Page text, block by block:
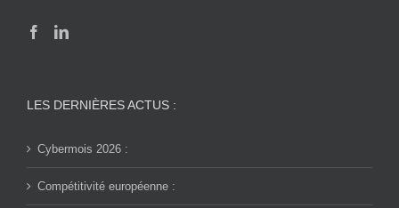
LES DERNIÈRES ACTUS :
Cybermois 2026 :
Compétitivité européenne :